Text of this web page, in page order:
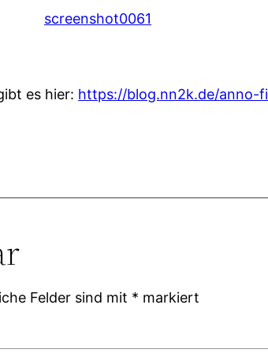
es hier: https://blog.nn2k.de/anno-
Felder sind mit * markiert